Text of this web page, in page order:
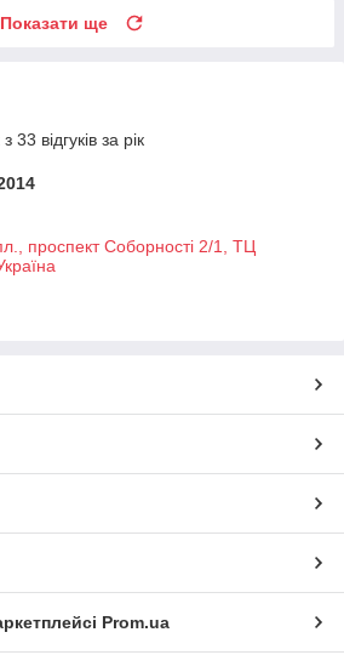
Показати ще
33 відгуків за рік
проспект Соборності 2/1, ТЦ
Prom.ua